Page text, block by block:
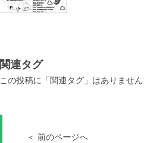
関連タグ
この投稿に「関連タグ」はありません
＜ 前のページへ